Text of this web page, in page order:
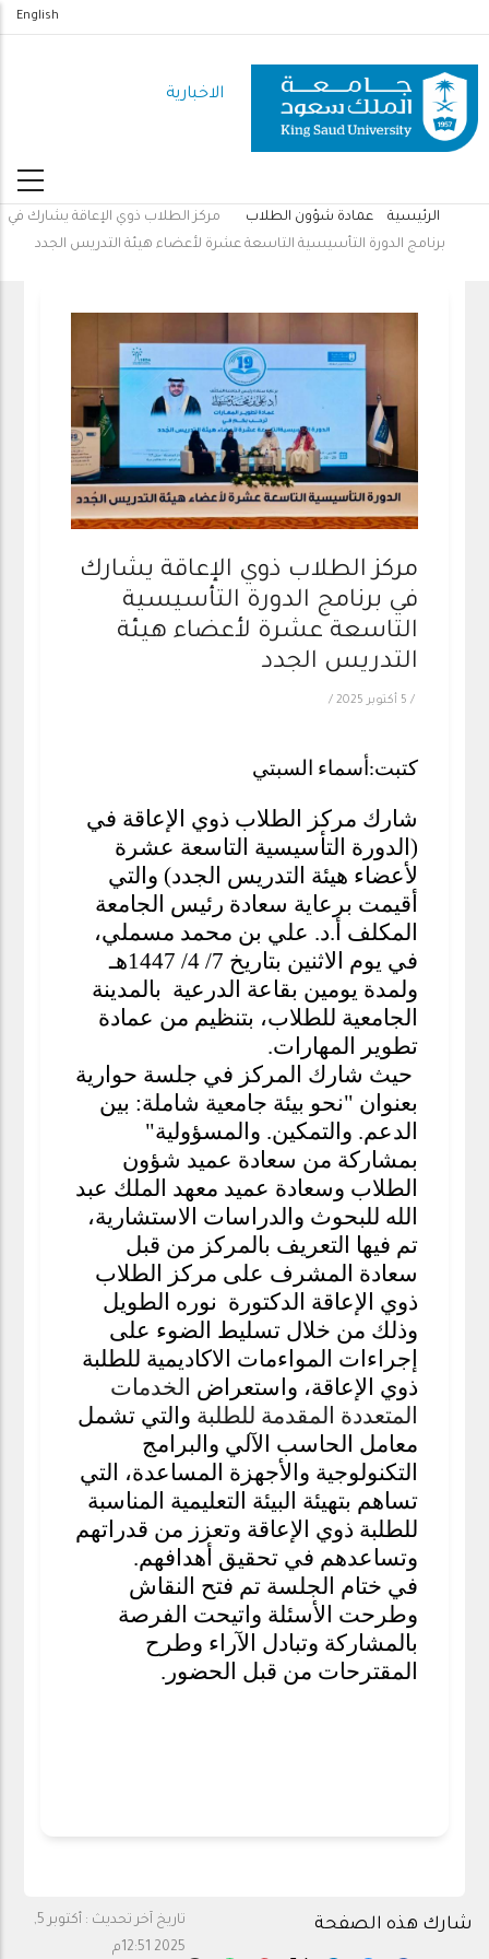
المحتوى
الرئيسي
English
الاخبارية
مسار
الرئيسية عمادة شؤون الطلاب
مركز الطلاب ذوي الإعاقة يشارك في
برنامج الدورة التأسيسية التاسعة عشرة لأعضاء هيئة التدريس الجدد
مركز الطلاب ذوي الإعاقة يشارك
في برنامج الدورة التأسيسية
التاسعة عشرة لأعضاء هيئة
التدريس الجدد
/ 5 أكتوبر 2025 /
كتبت:أسماء السبتي
شارك مركز الطلاب ذوي الإعاقة في
(الدورة التأسيسية التاسعة عشرة
لأعضاء هيئة التدريس الجدد) والتي
أقيمت برعاية سعادة رئيس الجامعة
المكلف أ.د. علي بن محمد مسملي،
في يوم الاثنين بتاريخ 7/ 4/ 1447هـ
ولمدة يومين بقاعة الدرعية بالمدينة
الجامعية للطلاب، بتنظيم من عمادة
تطوير المهارات.
حيث شارك المركز في جلسة حوارية
بعنوان "نحو بيئة جامعية شاملة: بين
الدعم. والتمكين. والمسؤولية"
بمشاركة من سعادة عميد شؤون
الطلاب وسعادة عميد معهد الملك عبد
الله للبحوث والدراسات الاستشارية،
تم فيها التعريف بالمركز من قبل
سعادة المشرف على مركز الطلاب
ذوي الإعاقة الدكتورة نوره الطويل
وذلك من خلال تسليط الضوء على
إجراءات المواءمات الاكاديمية للطلبة
ذوي الإعاقة، واستعراض الخدمات
المتعددة المقدمة للطلبة والتي تشمل
معامل الحاسب الآلي والبرامج
التكنولوجية والأجهزة المساعدة، التي
تساهم بتهيئة البيئة التعليمية المناسبة
للطلبة ذوي الإعاقة وتعزز من قدراتهم
وتساعدهم في تحقيق أهدافهم.
في ختام الجلسة تم فتح النقاش
وطرحت الأسئلة واتيحت الفرصة
بالمشاركة وتبادل الآراء وطرح
المقترحات من قبل الحضور.
تاريخ آخر تحديث :
أكتوبر 5,
2025 12:51م
شارك هذه الصفحة